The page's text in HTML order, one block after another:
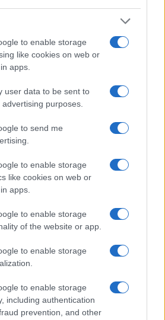
to enable storage
like cookies on web or
apps.
user data to be sent to
purposes.
to send me
to enable storage
like cookies on web or
apps.
to enable storage
of the website or app.
to enable storage
to enable storage
including authentication
prevention, and other
della polizia locale di Milano: le